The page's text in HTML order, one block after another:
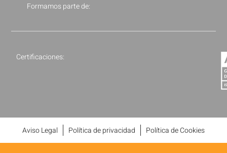
Formamos parte de:
Certificaciones:
Aviso Legal Política de privacidad Política de Cookies